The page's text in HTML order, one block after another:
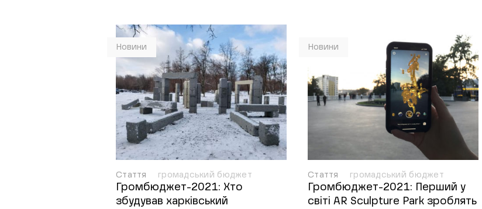
Новини
Стаття громадський бюджет
Громбюджет-2021: Хто
збудував харківський
Новини
Стаття громадський бюджет
Громбюджет-2021: Перший у
світі AR Sculpture Park зроблять